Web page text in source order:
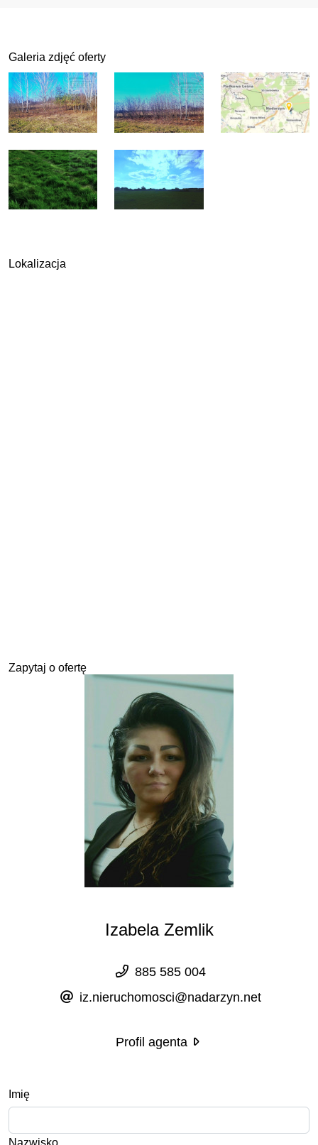
Galeria zdjęć oferty
Lokalizacja
Zapytaj o ofertę
Izabela Zemlik
885 585 004
iz.nieruchomosci@nadarzyn.net
Profil agenta
Imię
Nazwisko